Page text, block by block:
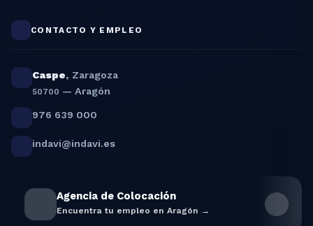
CONTACTO Y EMPLEO
Caspe, Zaragoza
50700 — Aragón
976 639 000
indavi@indavi.es
Agencia de Colocación
Encuentra tu empleo en Aragón →